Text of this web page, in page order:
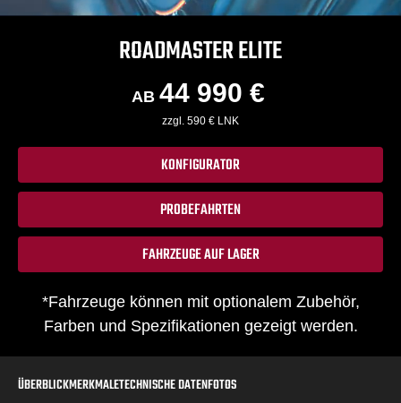
ROADMASTER ELITE
AB 44 990 €
zzgl. 590 € LNK
KONFIGURATOR
PROBEFAHRTEN
FAHRZEUGE AUF LAGER
*Fahrzeuge können mit optionalem Zubehör,
Farben und Spezifikationen gezeigt werden.
ÜBERBLICKMERKMALETECHNISCHE DATENFOTOS